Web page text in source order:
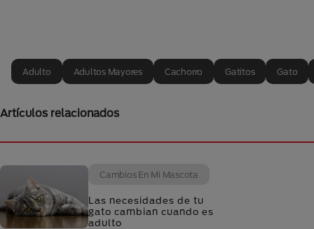
Adulto Adultos Mayores Cachorro Gatitos Gato
Artículos relacionados
Cambios En Mi Mascota
Las necesidades de tu
gato cambian cuando es
adulto